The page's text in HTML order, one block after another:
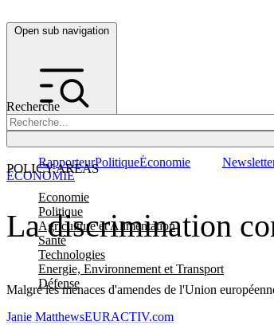
Open sub navigation
Recherche
POLICY AREAS
Economie
Politique
Agriculture et Alimentation
Santé
Technologies
Energie, Environnement et Transport
Défense
RapporteurPolitiqueÉconomie
La discrimination
Malgré les menaces d'amendes de l'Union
ÉCONOMIE
Janie MatthewsEURACTIV.com